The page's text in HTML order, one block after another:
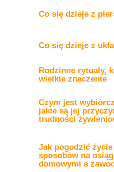
Co się dzieje z
Co się dzieje z
Rodzinne rytuały,
wielkie znaczenie
Czym jest
jakie są jej
trudności
Jak pogodzić
sposobów na
domowymi a